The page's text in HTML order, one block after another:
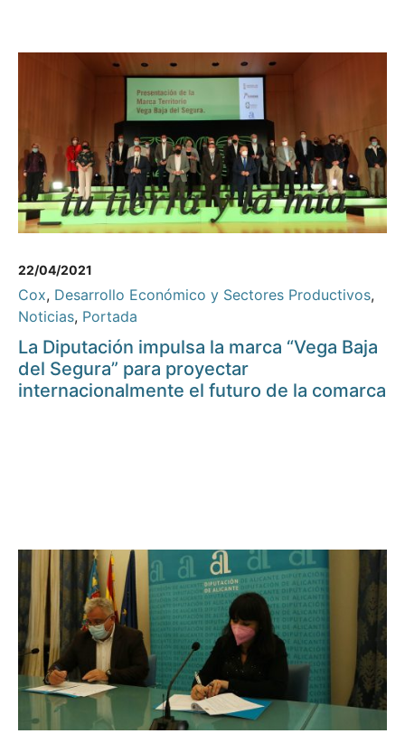
22/04/2021
Cox, Desarrollo Económico y Sectores Productivos,
Noticias, Portada
La Diputación impulsa la marca “Vega Baja
del Segura” para proyectar
internacionalmente el futuro de la comarca